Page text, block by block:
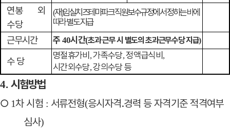
연봉 외
수당
(재)임실치즈테마파크 직원보수규정에서 정하는 바에
따라 별도 지급
근무시간 주 40시간(초과 근무 시 별도의 초과근무수당 지급)
수 당 명절휴가비 ,가족수당,정액급식비 ,
시간외수당,강의수당 등
4. 시험방법
○ 1차 시험 : 서류전형(응시자격․경력 등 자격기준 적격여부
심사)